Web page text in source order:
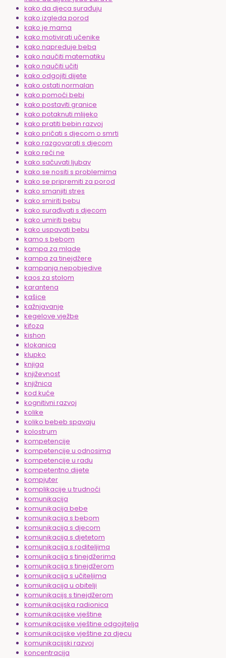
kako da djeca surađuju
kako izgleda porod
kako je mama
kako motivirati učenike
kako napreduje beba
kako naučiti matematiku
kako naučiti učiti
kako odgojiti dijete
kako ostati normalan
kako pomoći bebi
kako postaviti granice
kako potaknuti mlijeko
kako pratiti bebin razvoj
kako pričati s djecom o smrti
kako razgovarati s djecom
kako reći ne
kako sačuvati ljubav
kako se nositi s problemima
kako se pripremiti za porod
kako smanjiti stres
kako smiriti bebu
kako surađivati s djecom
kako umiriti bebu
kako uspavati bebu
kamo s bebom
kampa za mlade
kampa za tinejdžere
kampanja nepobjedive
kaos za stolom
karantena
kašice
kažnjavanje
kegelove vježbe
kifoza
kishon
klokanica
klupko
knjiga
književnost
knjižnica
kod kuće
kognitivni razvoj
kolike
koliko bebeb spavaju
kolostrum
kompetencije
kompetencije u odnosima
kompetencije u radu
kompetentno dijete
kompjuter
komplikacije u trudnoći
komunikacija
komunikacija bebe
komunikacija s bebom
komunikacija s djecom
komunikacija s djetetom
komunikacija s roditeljima
komunikacija s tinejdžerima
komunikacija s tinejdžerom
komunikacija s učiteljima
komunikacija u obitelji
komunikacijs s tinejdžerom
komunikacijska radionica
komunikacijske vještine
komunikacijske vještine odgojitelja
komunikacijske vještine za djecu
komunikacijski razvoj
koncentracija